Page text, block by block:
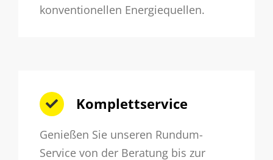
konventionellen Energiequellen.
Komplettservice
Genießen Sie unseren Rundum-
Service von der Beratung bis zur